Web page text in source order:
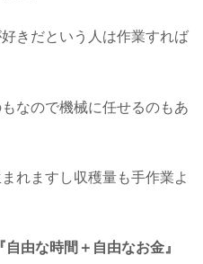
きだという人は作業すれば
なので機械に任せるのもあ
れますし収穫量も手作業よ
『自由な時間＋自由なお金』